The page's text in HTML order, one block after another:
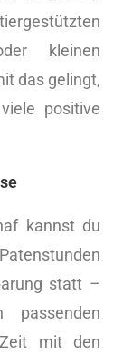
kleinen
das gelingt,
positive
kannst du
statt –
mit den